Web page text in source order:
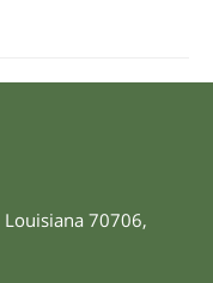
Louisiana 70706,